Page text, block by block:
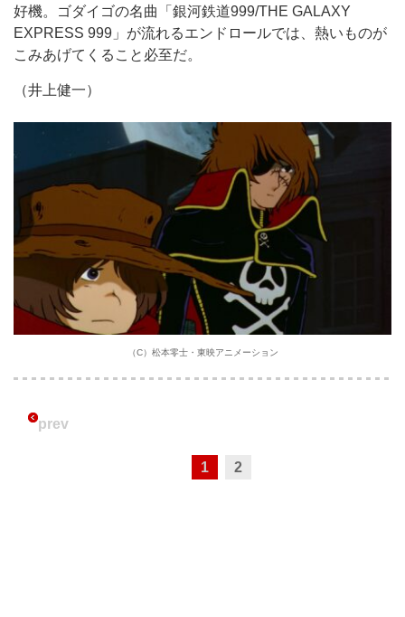
好機。ゴダイゴの名曲「銀河鉄道999/THE GALAXY
EXPRESS 999」が流れるエンドロールでは、熱いものが
こみあげてくること必至だ。
（井上健一）
（C）松本零⼠・東映アニメーション
prev
1 2